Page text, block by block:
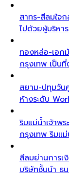
สาทร-สีลมใจ
ไปด้วยผู้บริหา
ทองหล่อ-เอก
กรุงเทพ เป็น
สยาม-ปทุมวัน
ห้างระดับ
ริมแม่น้ำเจ้าพร
กรุงเทพ ริมแม่
สีลมย่านการเ
บริษัทชั้นนำ ธ